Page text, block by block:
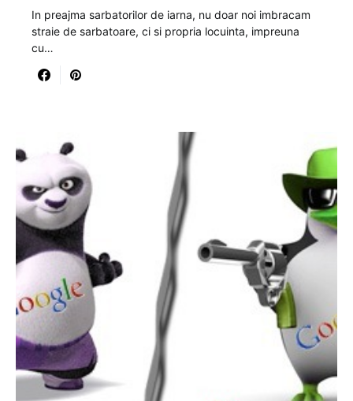
In preajma sarbatorilor de iarna, nu doar noi imbracam
straie de sarbatoare, ci si propria locuinta, impreuna
cu…